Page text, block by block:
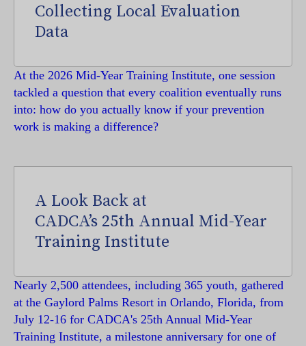
Collecting Local Evaluation
Data
At the 2026 Mid-Year Training Institute, one session
tackled a question that every coalition eventually runs
into: how do you actually know if your prevention
work is making a difference?
A Look Back at
CADCA’s 25th Annual Mid-Year
Training Institute
Nearly 2,500 attendees, including 365 youth, gathered
at the Gaylord Palms Resort in Orlando, Florida, from
July 12-16 for CADCA's 25th Annual Mid-Year
Training Institute, a milestone anniversary for one of